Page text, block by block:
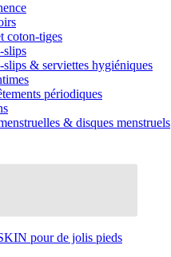
coton-tiges
slips
slips & serviettes hygiéniques
périodiques
& disques menstruels
pour de jolis pieds